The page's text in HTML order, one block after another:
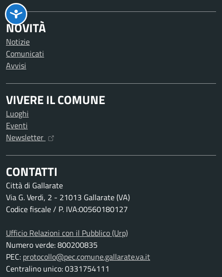
NOVITÀ
Notizie
Comunicati
Avvisi
VIVERE IL COMUNE
Luoghi
Eventi
Newsletter
CONTATTI
Città di Gallarate
Via G. Verdi, 2 - 21013 Gallarate (VA)
Codice fiscale / P. IVA:00560180127
Ufficio Relazioni con il Pubblico (Urp)
Numero verde: 800200835
PEC: protocollo@pec.comune.gallarate.va.it
Centralino unico: 0331754111